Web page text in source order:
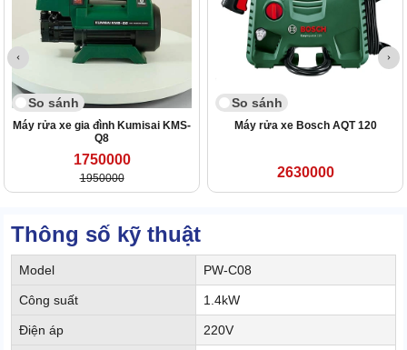
So sánh
Máy rửa xe gia đình Kumisai KMS-
Q8
1750000
1950000
So sánh
Máy rửa xe Bosch AQT 120
2630000
Thông số kỹ thuật
Model PW-C08
Công suất 1.4kW
Điện áp 220V